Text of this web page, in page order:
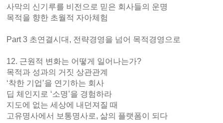
사막의 신기루를 비전으로 믿은 회사들의 운명
목적을 향한 초월적 자아체험
Part 3 초연결시대, 전략경영을 넘어 목적경영으로
12. 근원적 변화는 어떻게 일어나는가?
목적과 성과의 거짓 상관관계
‘착한 기업’을 연기하는 회사
딥 체인지로 ‘소명’을 경험하라
지도에 없는 세상에 내던져질 때
고유명사에서 보통명사로, 삶의 플랫폼이 되다